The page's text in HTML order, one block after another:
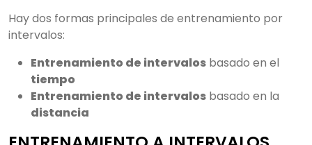
Hay dos formas principales de entrenamiento por
intervalos:
Entrenamiento de intervalos basado en el
tiempo
Entrenamiento de intervalos basado en la
distancia